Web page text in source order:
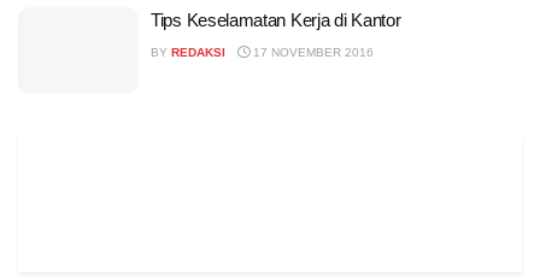
Tips Keselamatan Kerja di Kantor
BY REDAKSI 17 NOVEMBER 2016